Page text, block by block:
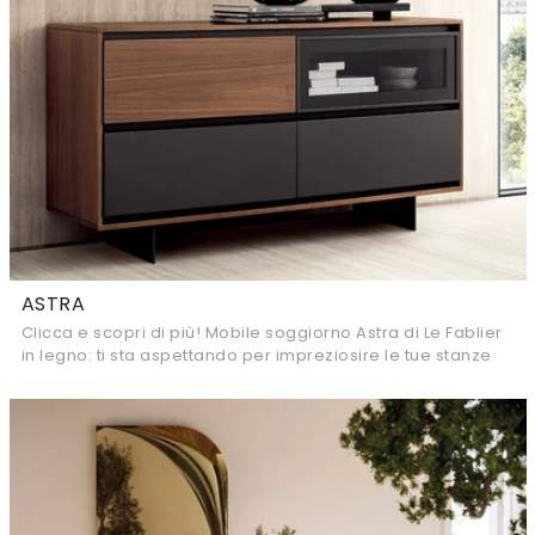
ASTRA
Clicca e scopri di più! Mobile soggiorno Astra di Le Fablier
in legno: ti sta aspettando per impreziosire le tue stanze